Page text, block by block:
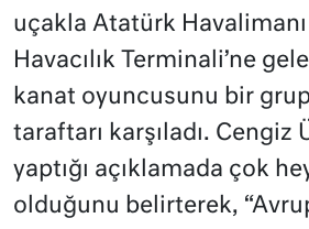
uçakla Atatürk Havalimanı
Havacılık Terminali’ne
kanat oyuncusunu bir
taraftarı karşıladı. Cengiz
yaptığı açıklamada çok
olduğunu belirterek,